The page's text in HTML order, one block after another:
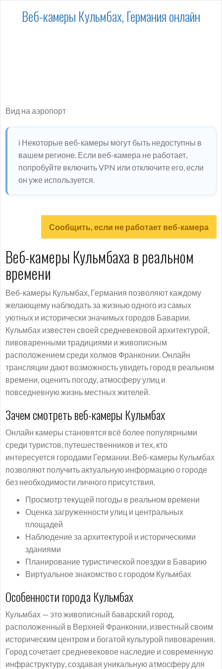
Веб-камеры Кульмбах, Германия онлайн
Вид на аэропорт
ℹ️ Некоторые веб-камеры могут быть недоступны в
вашем регионе. Если веб-камера не работает,
попробуйте включить VPN или отключите его, если
он уже используется.
Сообщить, если не работает веб-камера
Веб-камеры Кульмбаха в реальном
времени
Веб-камеры Кульмбах, Германия позволяют каждому
желающему наблюдать за жизнью одного из самых
уютных и исторически значимых городов Баварии.
Кульмбах известен своей средневековой архитектурой,
пивоваренными традициями и живописным
расположением среди холмов Франконии. Онлайн
трансляции дают возможность увидеть город в реальном
времени, оценить погоду, атмосферу улиц и
повседневную жизнь местных жителей.
Зачем смотреть веб-камеры Кульмбах
Онлайн камеры становятся всё более популярными
среди туристов, путешественников и тех, кто
интересуется городами Германии. Веб-камеры Кульмбах
позволяют получить актуальную информацию о городе
без необходимости личного присутствия.
Просмотр текущей погоды в реальном времени
Оценка загруженности улиц и центральных
площадей
Наблюдение за архитектурой и историческими
зданиями
Планирование туристической поездки в Баварию
Виртуальное знакомство с городом Кульмбах
Особенности города Кульмбах
Кульмбах — это живописный баварский город,
расположенный в Верхней Франконии, известный своим
историческим центром и богатой культурой пивоварения.
Город сочетает средневековое наследие и современную
инфраструктуру, создавая уникальную атмосферу для